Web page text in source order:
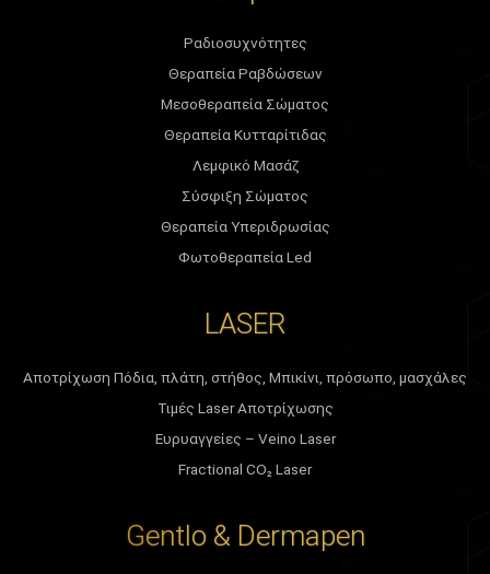
Ραδιοσυχνότητες
Θεραπεία Ραβδώσεων
Μεσοθεραπεία Σώματος
Θεραπεία Κυτταρίτιδας
Λεμφικό Μασάζ
Σύσφιξη Σώματος
Θεραπεία Υπεριδρωσίας
Φωτοθεραπεία Led
LASER
Αποτρίχωση Πόδια, πλάτη, στήθος, Μπικίνι, πρόσωπο, μασχάλες
Τιμές Laser Αποτρίχωσης
Ευρυαγγείες – Veino Laser
Fractional CO₂ Laser
Gentlo & Dermapen